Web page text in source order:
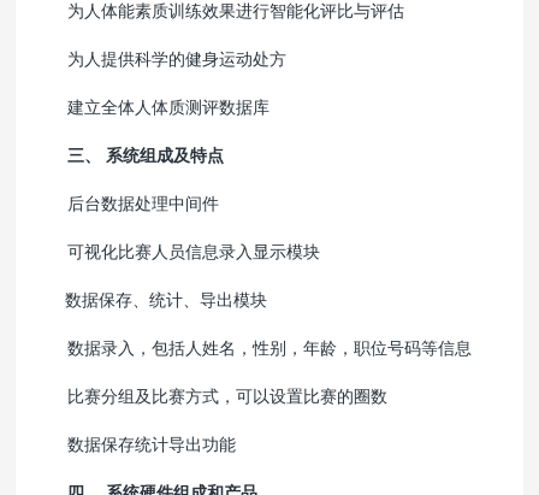
为人体能素质训练效果进行智能化评比与评估
为人提供科学的健身运动处方
建立全体人体质测评数据库
三、 系统组成及特点
后台数据处理中间件
可视化比赛人员信息录入显示模块
数据保存、统计、导出模块
数据录入，包括人姓名，性别，年龄，职位号码等信息
比赛分组及比赛方式，可以设置比赛的圈数
数据保存统计导出功能